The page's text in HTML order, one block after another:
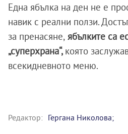
Една ябълка на ден не е
навик с реални ползи.
за пренасяне, ябълките са
„суперхрана“, която
всекидневното меню.
Редактор: Гергана Николова;